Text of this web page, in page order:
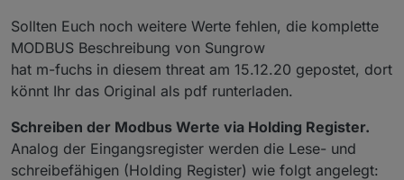
Sollten Euch noch weitere Werte fehlen, die komplette
MODBUS Beschreibung von Sungrow
hat m-fuchs in diesem threat am 15.12.20 gepostet, dort
könnt Ihr das Original als pdf runterladen.
Schreiben der Modbus Werte via Holding Register.
Analog der Eingangsregister werden die Lese- und
schreibefähigen (Holding Register) wie folgt angelegt: